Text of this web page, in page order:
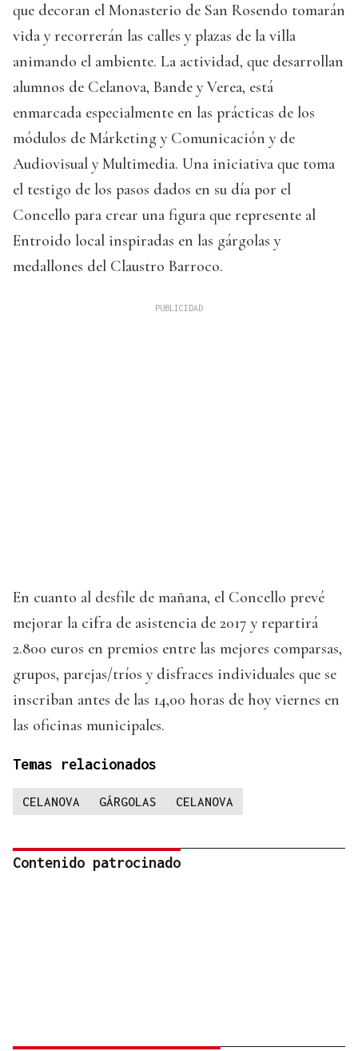
que decoran el Monasterio de San Rosendo tomarán
vida y recorrerán las calles y plazas de la villa
animando el ambiente. La actividad, que desarrollan
alumnos de Celanova, Bande y Verea, está
enmarcada especialmente en las prácticas de los
módulos de Márketing y Comunicación y de
Audiovisual y Multimedia. Una iniciativa que toma
el testigo de los pasos dados en su día por el
Concello para crear una figura que represente al
Entroido local inspiradas en las gárgolas y
medallones del Claustro Barroco.
En cuanto al desfile de mañana, el Concello prevé
mejorar la cifra de asistencia de 2017 y repartirá
2.800 euros en premios entre las mejores comparsas,
grupos, parejas/tríos y disfraces individuales que se
inscriban antes de las 14,00 horas de hoy viernes en
las oficinas municipales.
Temas relacionados
CELANOVA GÁRGOLAS CELANOVA
Contenido patrocinado